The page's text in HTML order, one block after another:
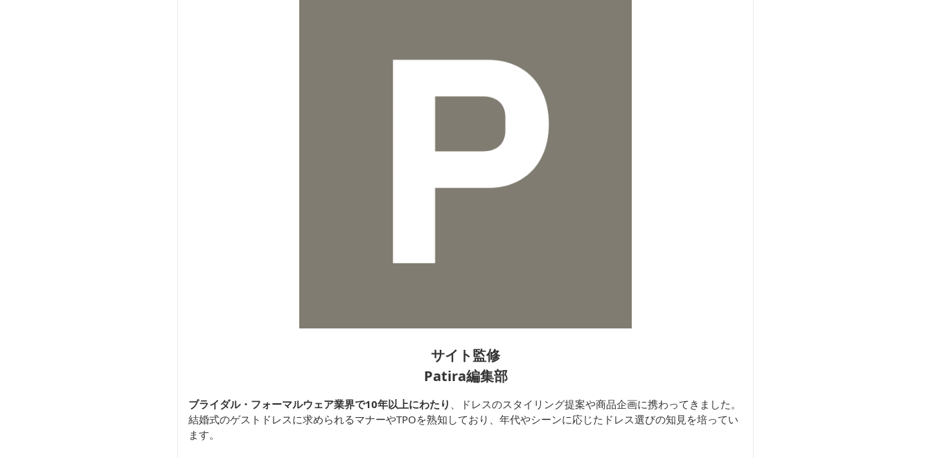
サイト監修
Patira編集部
ブライダル・フォーマルウェア業界で10年以上にわたり 、ドレスのスタイリング提案や商品企画に携わってきました。
結婚式のゲストドレスに求められるマナーやTPOを熟知しており、年代やシーンに応じたドレス選びの知見を培ってい
ます。